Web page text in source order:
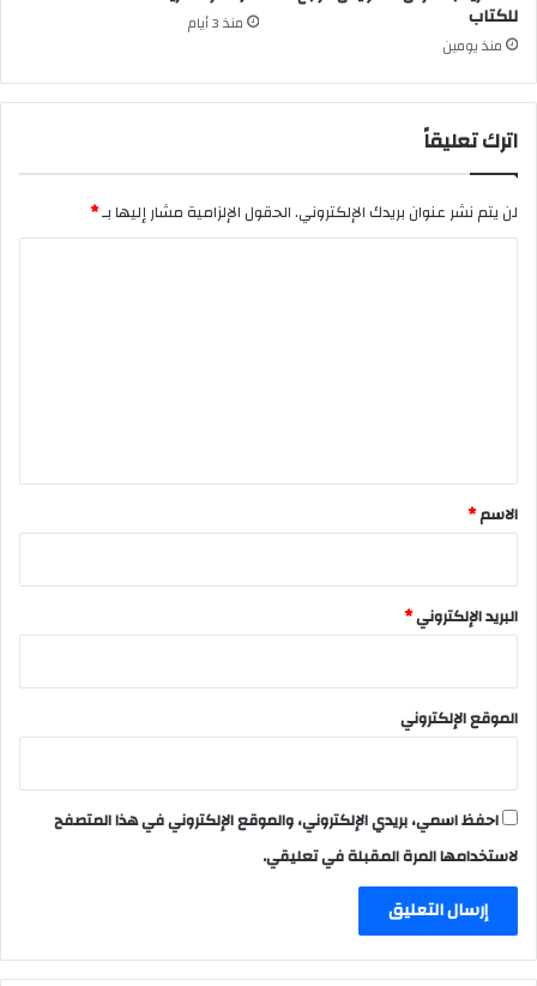
للكتاب
منذ يومين
منذ 3 أيام
اترك تعليقاً
لن يتم نشر عنوان بريدك الإلكتروني.الحقول الإلزامية مشار إليها بـ*
*
الاسم*
البريد الإلكتروني*
الموقع الإلكتروني
احفظ اسمي، بريدي الإلكتروني، والموقع الإلكتروني في هذا المتصفح
لاستخدامها المرة المقبلة في تعليقي.